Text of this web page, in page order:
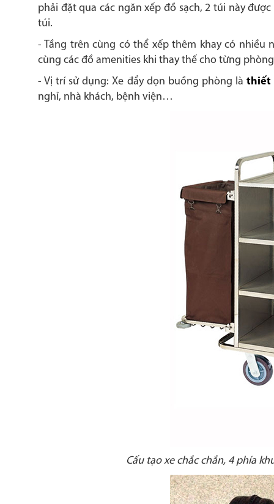
phải đặt qua các ngăn xếp đồ sạch, 2 túi này
túi.
- Tầng trên cùng có thể xếp thêm khay có
cùng các đồ amenities khi thay thế cho từng
- Vị trí sử dụng: Xe đẩy dọn buồng phòng là thiết
nghỉ, nhà khách, bệnh viện…
Cấu tạo xe chắc chắn, 4 phía